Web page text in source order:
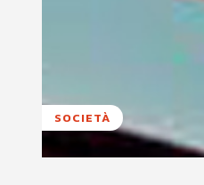
SOCIETÀ